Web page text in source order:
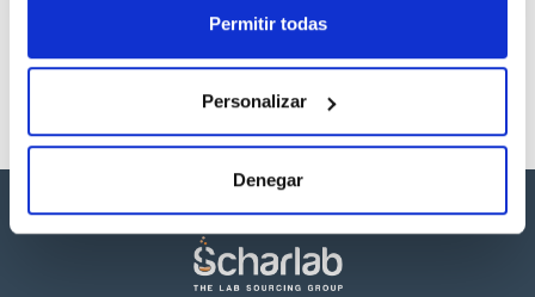
Permitir todas
Personalizar
Denegar